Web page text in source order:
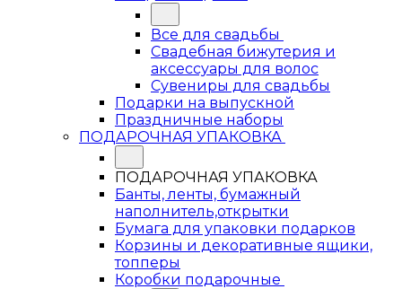
Все для свадьбы
Свадебная бижутерия и
аксессуары для волос
Сувениры для свадьбы
Подарки на выпускной
Праздничные наборы
ПОДАРОЧНАЯ УПАКОВКА
ПОДАРОЧНАЯ УПАКОВКА
Банты, ленты, бумажный
наполнитель,открытки
Бумага для упаковки подарков
Корзины и декоративные ящики,
топперы
Коробки подарочные